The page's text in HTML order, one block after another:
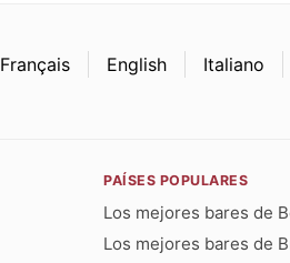
Français English Italiano
PAÍSES POPULARES
Los mejores bares de
Los mejores bares de